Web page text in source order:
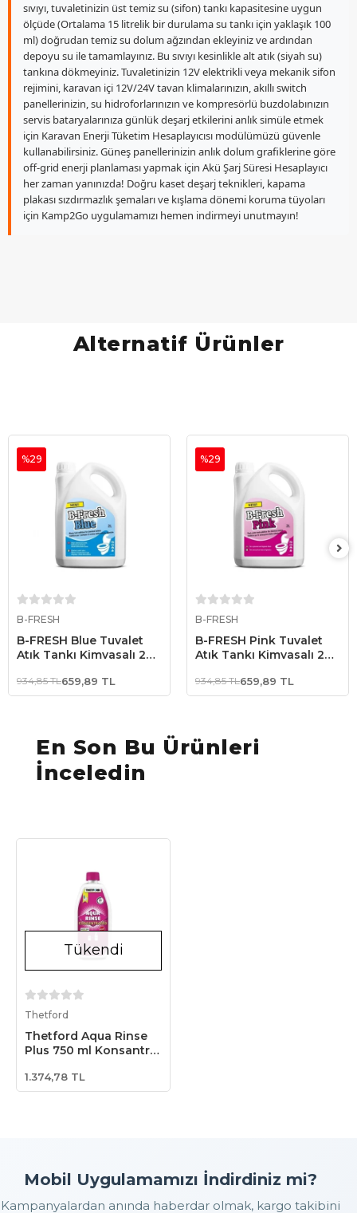
sıvıyı, tuvaletinizin üst temiz su (sifon) tankı kapasitesine uygun
ölçüde (Ortalama 15 litrelik bir durulama su tankı için yaklaşık 100
ml) doğrudan temiz su dolum ağzından ekleyiniz ve ardından
depoyu su ile tamamlayınız. Bu sıvıyı kesinlikle alt atık (siyah su)
tankına dökmeyiniz. Tuvaletinizin 12V elektrikli veya mekanik sifon
rejimini, karavan içi 12V/24V tavan klimalarınızın, akıllı switch
panellerinizin, su hidroforlarınızın ve kompresörlü buzdolabınızın
servis bataryalarınıza günlük deşarj etkilerini anlık simüle etmek
için Karavan Enerji Tüketim Hesaplayıcısı modülümüzü güvenle
kullanabilirsiniz. Güneş panellerinizin anlık dolum grafiklerine göre
off-grid enerji planlaması yapmak için Akü Şarj Süresi Hesaplayıcı
her zaman yanınızda! Doğru kaset deşarj teknikleri, kapama
plakası sızdırmazlık şemaları ve kışlama dönemi koruma tüyoları
için Kamp2Go uygulamamızı hemen indirmeyi unutmayın!
Alternatif Ürünler
B-FRESH
B-FRESH Blue Tuvalet
Atık Tankı Kimyasalı 2
%29
934,85 TL659,89 TL
B-FRESH
B-FRESH Pink Tuvalet
Atık Tankı Kimyasalı 2
%29
934,85 TL659,89 TL
En Son Bu Ürünleri
İnceledin
Tükendi
Thetford
Thetford Aqua Rinse
Plus 750 ml Konsantre
Kimyasalı
1.374,78 TL
Mobil Uygulamamızı İndirdiniz mi?
Kampanyalardan anında haberdar olmak, kargo takibini